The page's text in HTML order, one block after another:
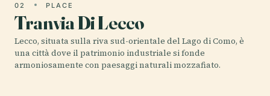
02 PLACE
Tranvia Di Lecco
Lecco, situata sulla riva sud-orientale del Lago di Como, è
una città dove il patrimonio industriale si fonde
armoniosamente con paesaggi naturali mozzafiato.